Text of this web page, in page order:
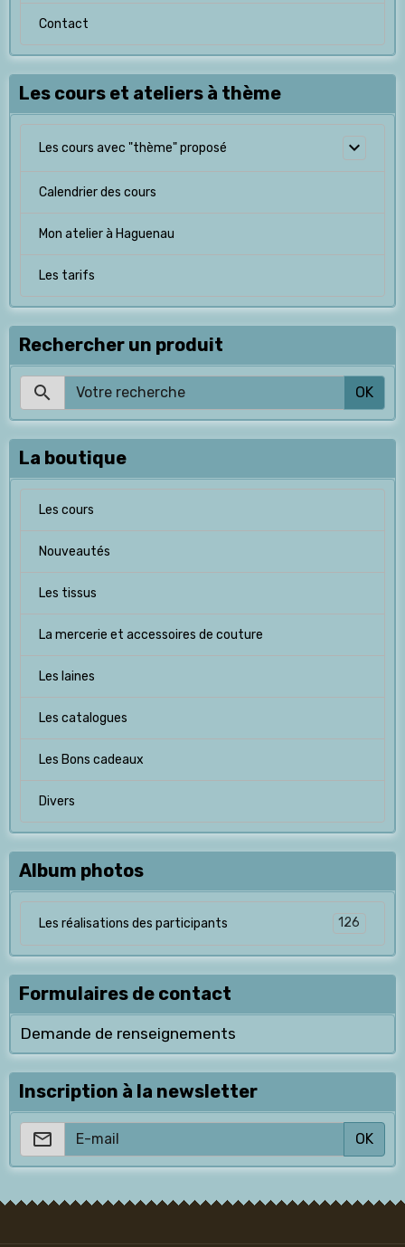
Contact
Les cours et ateliers à thème
Les cours avec "thème" proposé
Calendrier des cours
Mon atelier à Haguenau
Les tarifs
Rechercher un produit
OK
La boutique
Les cours
Nouveautés
Les tissus
La mercerie et accessoires de couture
Les laines
Les catalogues
Les Bons cadeaux
Divers
Album photos
Les réalisations des participants 126
Formulaires de contact
Demande de renseignements
Inscription à la newsletter
OK